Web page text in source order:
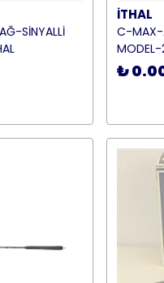
SİNYALLİ
İTHAL
C-MAX-
₺